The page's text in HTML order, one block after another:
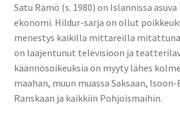
Satu Rämö (s. 1980) on Islannissa
ekonomi. Hildur-sarja on ollut
menestys kaikilla mittareilla
on laajentunut televisioon ja
käännösoikeuksia on myyty lähes
maahan, muun muassa Saksaan,
Ranskaan ja kaikkiin Pohjoismaihin.